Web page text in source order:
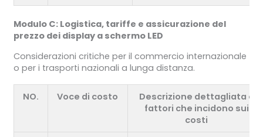
Modulo C: Logistica, tariffe e assicurazione del
prezzo dei display a schermo LED
Considerazioni critiche per il commercio internazionale
o per i trasporti nazionali a lunga distanza.
NO. Voce di costo
Descrizione dettagliata e
fattori che incidono sui
costi